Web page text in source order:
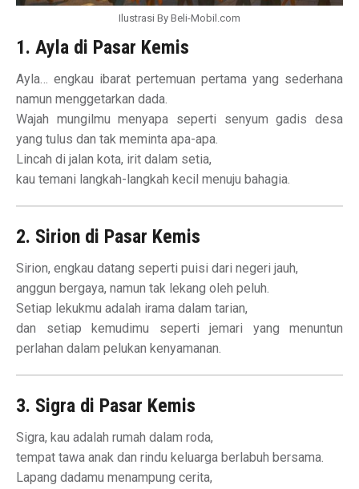
Ilustrasi By Beli-Mobil.com
1. Ayla di Pasar Kemis
Ayla… engkau ibarat pertemuan pertama yang sederhana
namun menggetarkan dada.
Wajah mungilmu menyapa seperti senyum gadis desa
yang tulus dan tak meminta apa-apa.
Lincah di jalan kota, irit dalam setia,
kau temani langkah-langkah kecil menuju bahagia.
2. Sirion di Pasar Kemis
Sirion, engkau datang seperti puisi dari negeri jauh,
anggun bergaya, namun tak lekang oleh peluh.
Setiap lekukmu adalah irama dalam tarian,
dan setiap kemudimu seperti jemari yang menuntun
perlahan dalam pelukan kenyamanan.
3. Sigra di Pasar Kemis
Sigra, kau adalah rumah dalam roda,
tempat tawa anak dan rindu keluarga berlabuh bersama.
Lapang dadamu menampung cerita,